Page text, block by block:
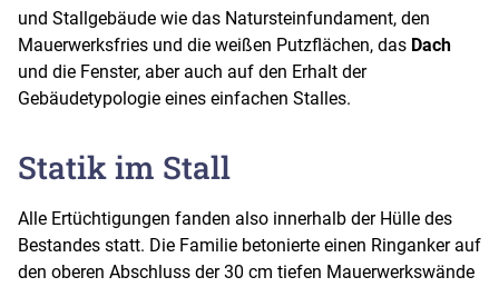
und Stallgebäude wie das Natursteinfundament, den
Mauerwerksfries und die weißen Putzflächen, das Dach
und die Fenster, aber auch auf den Erhalt der
Gebäudetypologie eines einfachen Stalles.
Statik im Stall
Alle Ertüchtigungen fanden also innerhalb der Hülle des
Bestandes statt. Die Familie betonierte einen Ringanker auf
den oberen Abschluss der 30 cm tiefen Mauerwerkswände